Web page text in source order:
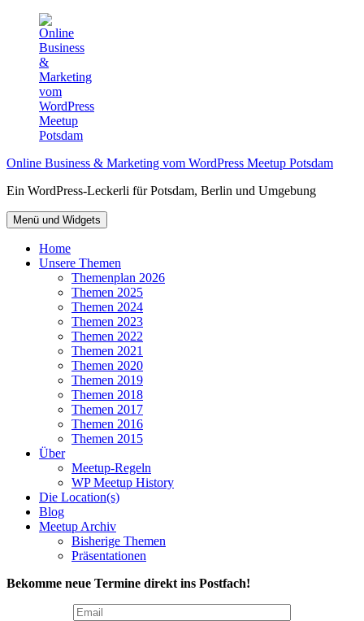
springen
Online Business & Marketing vom WordPress Meetup Potsdam
Ein WordPress-Leckerli für Potsdam, Berlin und Umgebung
Menü und Widgets
Home
Unsere Themen
Themenplan 2026
Themen 2025
Themen 2024
Themen 2023
Themen 2022
Themen 2021
Themen 2020
Themen 2019
Themen 2018
Themen 2017
Themen 2016
Themen 2015
Über
Meetup-Regeln
WP Meetup History
Die Location(s)
Blog
Meetup Archiv
Bisherige Themen
Präsentationen
Bekomme neue Termine direkt ins Postfach!